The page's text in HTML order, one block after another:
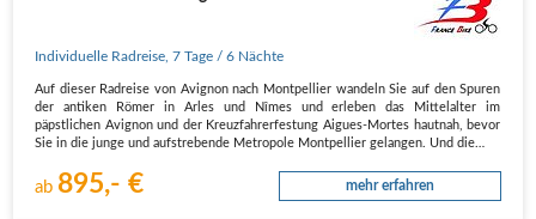
Individuelle Radreise ,7 Tage / 6 Nächte
Auf dieser Radreise von Avignon nach Montpellier wandeln Sie auf den Spuren
der antiken Römer in Arles und Nîmes und erleben das Mittelalter im
päpstlichen Avignon und der Kreuzfahrerfestung Aigues-Mortes hautnah, bevor
Sie in die junge und aufstrebende Metropole Montpellier gelangen. Und die…
ab 895,- € mehr erfahren